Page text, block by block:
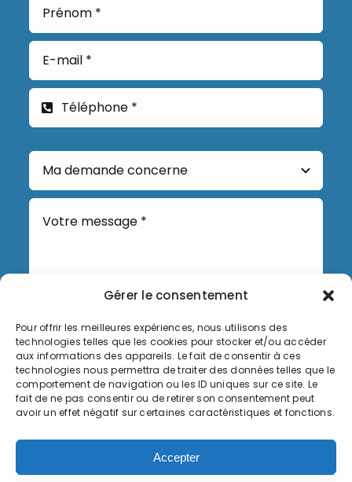
Gérer le consentement
Pour offrir les meilleures expériences, nous utilisons des
technologies telles que les cookies pour stocker et/ou accéder
aux informations des appareils. Le fait de consentir à ces
technologies nous permettra de traiter des données telles que le
comportement de navigation ou les ID uniques sur ce site. Le
fait de ne pas consentir ou de retirer son consentement peut
avoir un effet négatif sur certaines caractéristiques et fonctions.
Accepter
Envoyer
Informations légales
Politique de cookies (UE)